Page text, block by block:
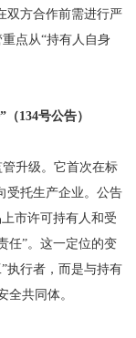
双方合作前需进行严
点从“持有人自身
134号公告）
升级。它首次在标
受托生产企业。公告
市许可持有人和受
任”。这一定位的变
执行者，而是与持有
全共同体。